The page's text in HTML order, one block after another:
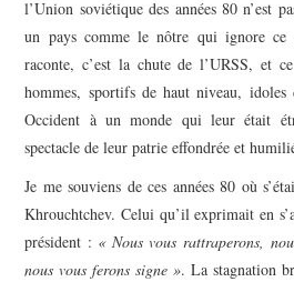
l’Union soviétique des années 80 n’est
un pays comme le nôtre qui ignore
raconte, c’est la chute de l’URSS, et
hommes, sportifs de haut niveau, idoles
Occident à un monde qui leur était
spectacle de leur patrie effondrée et
Je me souviens de ces années 80 où
Khrouchtchev. Celui qu’il exprimait en
président : « Nous vous rattraperons,
nous vous ferons signe ». La stagnation